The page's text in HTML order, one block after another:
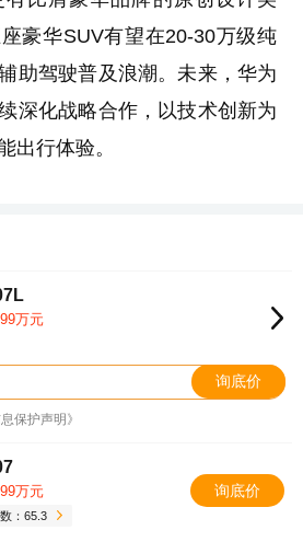
豪华SUV有望在20-30万级纯
助驾驶普及浪潮。未来，华为
深化战略合作，以技术创新为
出行体验。
万元
询底价
保护声明》
万元
：65.3
询底价